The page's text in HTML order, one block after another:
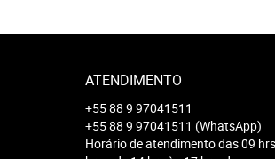
ATENDIMENTO
+55 88 9 97041511
+55 88 9 97041511 (WhatsApp)
Horário de atendimento das 09